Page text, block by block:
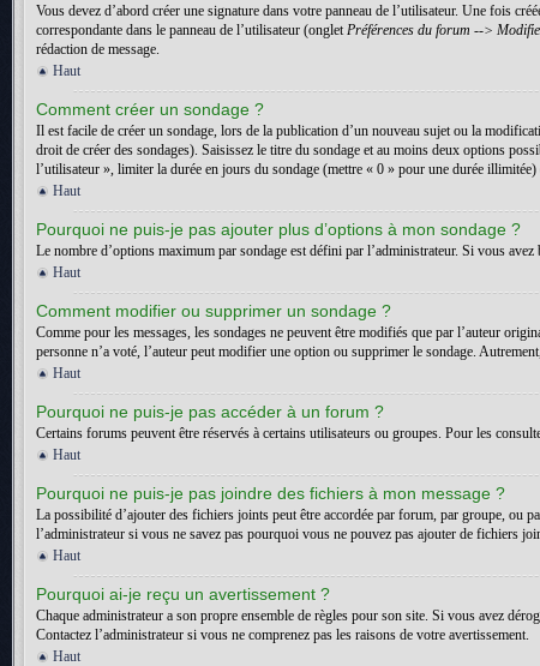
Vous devez d’abord créer une signature dans votre panneau de l’utilisateur. Une fois
correspondante dans le panneau de l’utilisateur (ongletPréférences du forum -->
rédaction de message.
Haut
Comment créer un sondage ?
Il est facile de créer un sondage, lors de la publication d’un nouveau sujet ou la
droit de créer des sondages). Saisissez le titre du sondage et au moins deux options
l’utilisateur », limiter la durée en jours du sondage (mettre « 0 » pour une durée
Haut
Pourquoi ne puis-je pas ajouter plus d’options à mon sondage ?
Le nombre d’options maximum par sondage est défini par l’administrateur. Si vous
Haut
Comment modifier ou supprimer un sondage ?
Comme pour les messages, les sondages ne peuvent être modifiés que par l’auteur
personne n’a voté, l’auteur peut modifier une option ou supprimer le sondage.
Haut
Pourquoi ne puis-je pas accéder à un forum ?
Certains forums peuvent être réservés à certains utilisateurs ou groupes. Pour les
Haut
Pourquoi ne puis-je pas joindre des fichiers à mon message ?
La possibilité d’ajouter des fichiers joints peut être accordée par forum, par groupe, ou
l’administrateur si vous ne savez pas pourquoi vous ne pouvez pas ajouter de fichiers
Haut
Pourquoi ai-je reçu un avertissement ?
Chaque administrateur a son propre ensemble de règles pour son site. Si vous avez
Contactez l’administrateur si vous ne comprenez pas les raisons de votre avertissement.
Haut